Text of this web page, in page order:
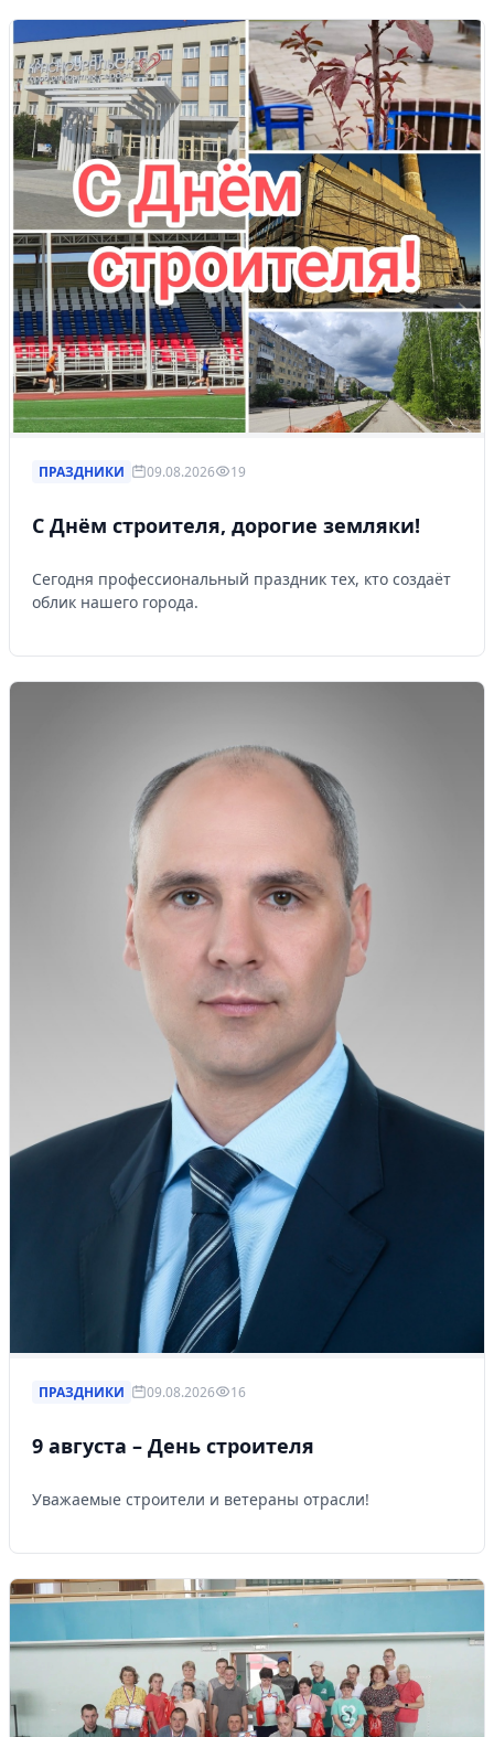
ПРАЗДНИКИ 09.08.2026 19
С Днём строителя, дорогие земляки!
Сегодня профессиональный праздник тех, кто создаёт
облик нашего города.
ПРАЗДНИКИ 09.08.2026 16
9 августа – День строителя
Уважаемые строители и ветераны отрасли!